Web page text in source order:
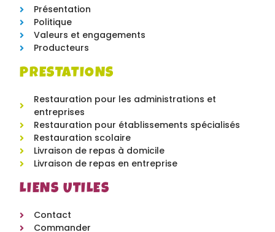
Présentation
Politique
Valeurs et engagements
Producteurs
PRESTATIONS
Restauration pour les administrations et
entreprises
Restauration pour établissements spécialisés
Restauration scolaire
Livraison de repas à domicile
Livraison de repas en entreprise
LIENS UTILES
Contact
Commander